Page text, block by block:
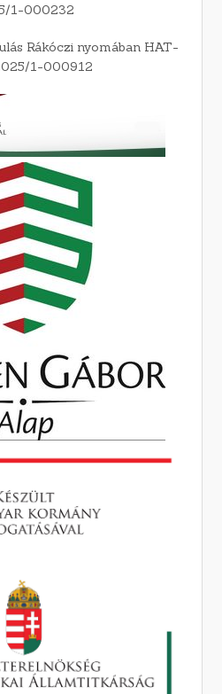
1-000232
Rákóczi nyomában HAT-
1-000912